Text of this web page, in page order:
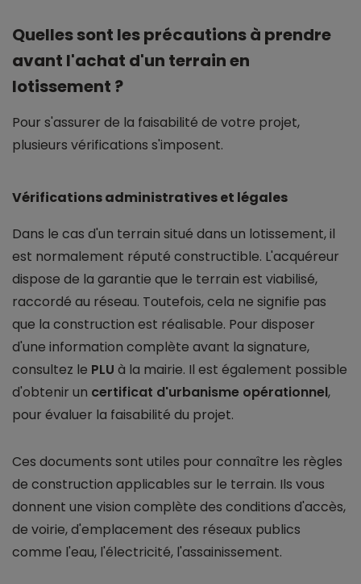
Quelles sont les précautions à prendre
avant l'achat d'un terrain en
lotissement ?
Pour s'assurer de la faisabilité de votre projet,
plusieurs vérifications s'imposent.
Vérifications administratives et légales
Dans le cas d'un terrain situé dans un lotissement, il
est normalement réputé constructible. L'acquéreur
dispose de la garantie que le terrain est viabilisé,
raccordé au réseau. Toutefois, cela ne signifie pas
que la construction est réalisable. Pour disposer
d'une information complète avant la signature,
consultez le PLU à la mairie. Il est également possible
d'obtenir un certificat d'urbanisme opérationnel,
pour évaluer la faisabilité du projet.
Ces documents sont utiles pour connaître les règles
de construction applicables sur le terrain. Ils vous
donnent une vision complète des conditions d'accès,
de voirie, d'emplacement des réseaux publics
comme l'eau, l'électricité, l'assainissement.